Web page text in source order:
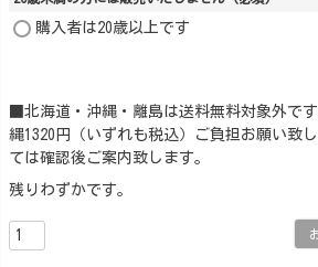
購入者は20歳以上です
■北海道・沖縄・離島は送料無料対象外で
縄1320円（いずれも税込）ご負担お願い致
ては確認後ご案内致します。
残りわずかです。